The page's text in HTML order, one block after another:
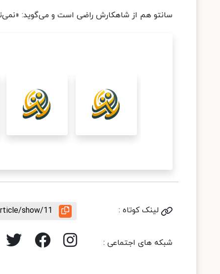
سانتو هم از شاهکارش راضی است و می‌گوید:
لینک کوتاه : show/11
شبکه های اجتماعی :